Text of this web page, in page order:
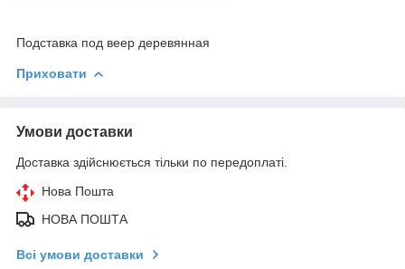
Подставка под веер деревянная
Приховати
Умови доставки
Доставка здійснюється тільки по передоплаті.
Нова Пошта
НОВА ПОШТА
Всі умови доставки